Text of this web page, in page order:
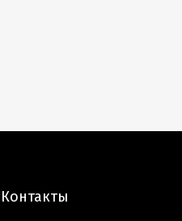
Контакты